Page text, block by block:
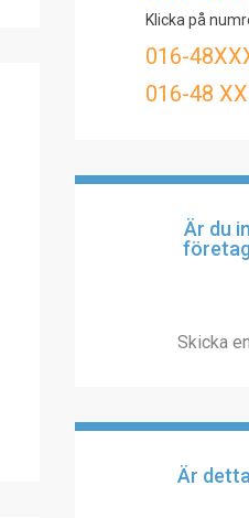
Klicka på
016-
016-48
Är du
Skicka
Är